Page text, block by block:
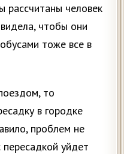
рассчитаны человек
чтобы они
тоже все в
то
в городке
проблем не
уйдет